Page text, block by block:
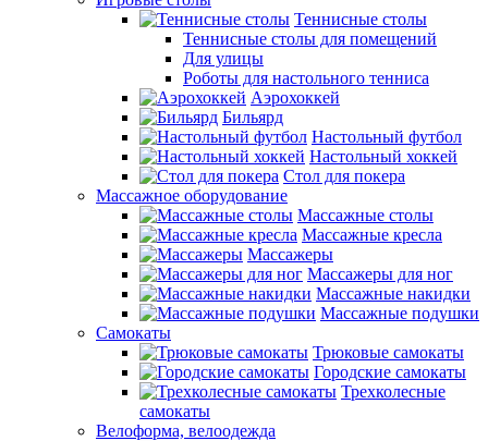
Теннисные столы
Теннисные столы для помещений
Для улицы
Роботы для настольного тенниса
Аэрохоккей
Бильярд
Настольный футбол
Настольный хоккей
Стол для покера
Массажное оборудование
Массажные столы
Массажные кресла
Массажеры
Массажеры для ног
Массажные накидки
Массажные подушки
Самокаты
Трюковые самокаты
Городские самокаты
Трехколесные
самокаты
Велоформа, велоодежда